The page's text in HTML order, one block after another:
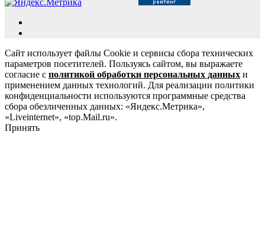
Сайт использует файлы Cookie и сервисы сбора технических
параметров посетителей. Пользуясь сайтом, вы выражаете
согласие с политикой обработки персональных данных и
применением данных технологий. Для реализации политики
конфиденциальности используются программные средства
сбора обезличенных данных: «Яндекс.Метрика»,
«Liveinternet», «top.Mail.ru».
Принять